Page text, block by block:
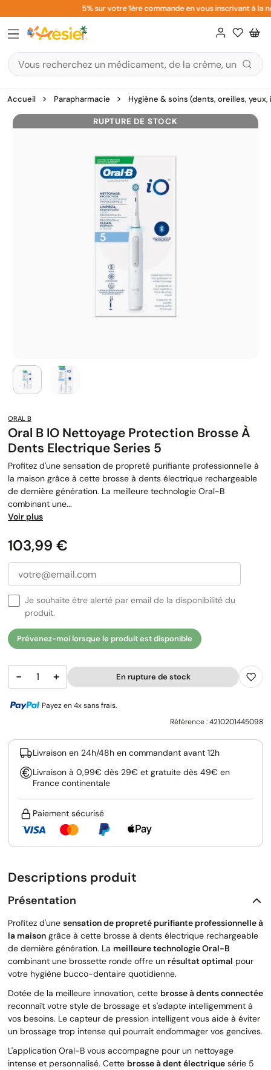
au
contenu
5% sur votre 1ère commande en vous inscrivant à la
Accueil Parapharmacie Hygiène & soins (dents, oreilles,
RUPTURE DE STOCK
ORAL B
Oral B IO Nettoyage Protection Brosse À
Dents Electrique Series 5
Profitez d'une sensation de propreté purifiante professionnelle à
la maison grâce à cette brosse à dents électrique rechargeable
de dernière génération. La meilleure technologie Oral-B
combinant une...
Voir plus
Prix
103,99 €
Je souhaite être alerté par email de la disponibilité du
produit.
Prévenez-moi lorsque le produit est disponible
− + En rupture de stock
Payez en 4x sans frais.
Référence :4210201445098
Livraison en 24h/48h en commandant avant 12h
Livraison à 0,99€ dès 29€ et gratuite dès 49€ en
France continentale
Paiement sécurisé
Descriptions produit
Présentation
Profitez d'une sensation de propreté purifiante professionnelle à
la maison grâce à cette brosse à dents électrique rechargeable
de dernière génération. La meilleure technologie Oral-B
combinant une brossette ronde offre un résultat optimal pour
votre hygiène bucco-dentaire quotidienne.
Dotée de la meilleure innovation, cette brosse à dents connectée
reconnaît votre style de brossage et s'adapte intelligemment à
vos besoins. Le capteur de pression intelligent vous aide à éviter
un brossage trop intense qui pourrait endommager vos gencives.
L'application Oral-B vous accompagne pour un nettoyage
intense et personnalisé. Cette brosse à dent électrique série 5